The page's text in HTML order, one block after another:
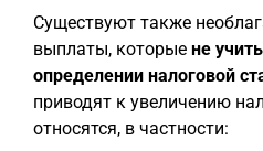
Существуют также
выплаты, которые не
определении налоговой
приводят к увеличению
относятся, в частности: